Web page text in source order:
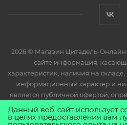
2026 © Магазин Цитадель-
сайте информация,
характеристик, наличия на складе,
информационный характер и ни
является публичной офертой,
Статьи 437(2)
Данный веб-сайт использует
в целях предоставления вам